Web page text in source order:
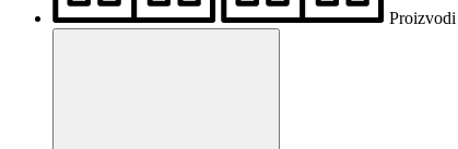
Proizvodi